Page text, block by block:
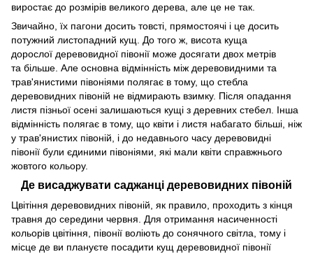
виростає до розмірів великого дерева, але це не так.
Звичайно, їх пагони досить товсті, прямостоячі і це досить
потужний листопадний кущ. До того ж, висота куща
дорослої деревовидної півонії може досягати двох метрів
та більше. Але основна відмінність між деревовидними та
трав'янистими півоніями полягає в тому, що стебла
деревовидних півоній не відмирають взимку. Після опадання
листя пізньої осені залишаються кущі з деревних стебел. Інша
відмінність полягає в тому, що квіти і листя набагато більші, ніж
у трав'янистих півоній, і до недавнього часу деревовидні
півонії були єдиними півоніями, які мали квіти справжнього
жовтого кольору.
Де висаджувати саджанці деревовидних півоній
Цвітіння деревовидних півоній, як правило, проходить з кінця
травня до середини червня. Для отримання насиченності
кольорів цвітіння, півонії воліють до сонячного світла, тому і
місце де ви плануєте посадити кущ деревовидної півонії